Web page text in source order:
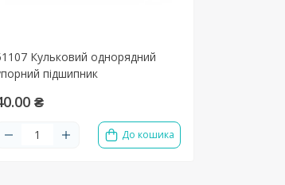
Кульковий однорядний
підшипник
₴
До кошика